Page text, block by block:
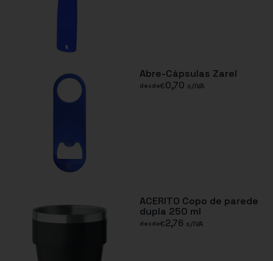
Abre-Cápsulas Zarel
desde€0,70 s/IVA
ACERITO Copo de parede
dupla 250 ml
desde€2,76 s/IVA